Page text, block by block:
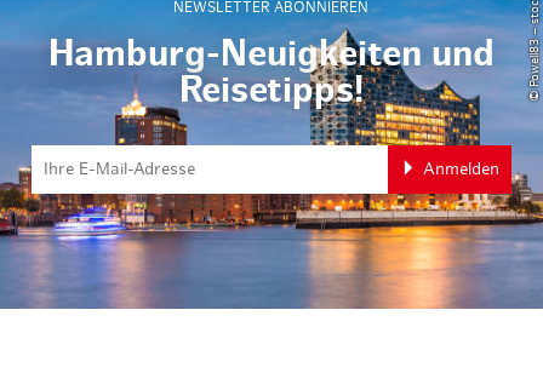
NEWSLETTER ABONNIEREN
Hamburg-Neuigkeiten und
Reisetipps!
Anmelden